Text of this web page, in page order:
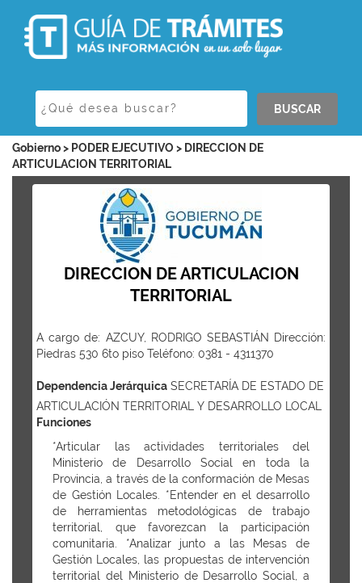
BUSCAR
Gobierno > PODER EJECUTIVO > DIRECCION DE
ARTICULACION TERRITORIAL
DIRECCION DE ARTICULACION
TERRITORIAL
A cargo de: AZCUY, RODRIGO SEBASTIÁN Dirección:
Piedras 530 6to piso Teléfono: 0381 - 4311370
Dependencia Jerárquica SECRETARÍA DE ESTADO DE
ARTICULACIÓN TERRITORIAL Y DESARROLLO LOCAL
Funciones
*Articular las actividades territoriales del
Ministerio de Desarrollo Social en toda la
Provincia, a través de la conformación de Mesas
de Gestión Locales. *Entender en el desarrollo
de herramientas metodológicas de trabajo
territorial, que favorezcan la participación
comunitaria. *Analizar junto a las Mesas de
Gestión Locales, las propuestas de intervención
territorial del Ministerio de Desarrollo Social, a